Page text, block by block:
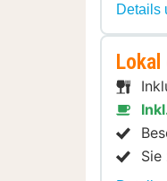
Details
Lokal
Sie